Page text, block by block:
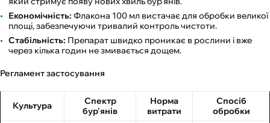
Економічність: Флакона 100 мл вистачає для обробки великої
площі, забезпечуючи тривалий контроль чистоти.
Стабільність: Препарат швидко проникає в рослини і вже
через кілька годин не змивається дощем.
Регламент застосування
Культура
Спектр
бур'янів
Норма
витрати
Спосіб
обробки